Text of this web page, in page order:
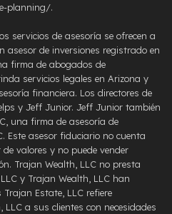
planning/.
servicios de asesoría se ofrecen a
asesor de inversiones registrado en
firma de abogados de
servicios legales en Arizona y
financiera. Los directores de
y Jeff Junior. Jeff Junior también
una firma de asesoría de
Este asesor fiduciario no cuenta
valores y no puede vender
Trajan Wealth, LLC no presta
y Trajan Wealth, LLC han
Estate, LLC refiere
a sus clientes con necesidades